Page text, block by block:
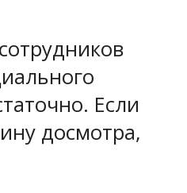
Если
досмотра,